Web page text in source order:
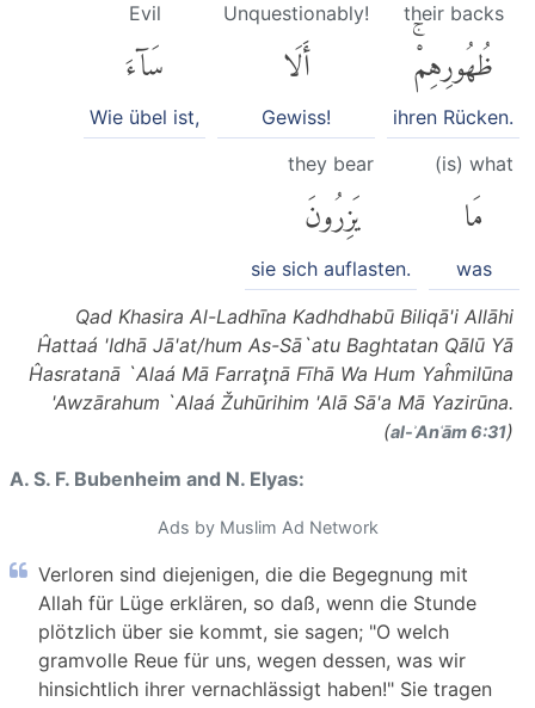
their backs
ظُهُورِهِمْۚ
ihren Rücken.
Unquestionably!
أَلَا
Gewiss!
Evil
سَآءَ
Wie übel ist,
(is) what
مَا
was
they bear
يَزِرُونَ
sie sich auflasten.
Qad Khasira Al-Ladhīna Kadhdhabū Biliqā'i Allāhi
Ĥattaá 'Idhā Jā'at/hum As-Sā`atu Baghtatan Qālū Yā
Ĥasratanā `Alaá Mā Farraţnā Fīhā Wa Hum Yaĥmilūna
'Awzārahum `Alaá Žuhūrihim 'Alā Sā'a Mā Yazirūna.
(al-ʾAnʿām 6:31)
A. S. F. Bubenheim and N. Elyas:
Ads by Muslim Ad Network
Verloren sind diejenigen, die die Begegnung mit
Allah für Lüge erklären, so daß, wenn die Stunde
plötzlich über sie kommt, sie sagen; "O welch
gramvolle Reue für uns, wegen dessen, was wir
hinsichtlich ihrer vernachlässigt haben!" Sie tragen